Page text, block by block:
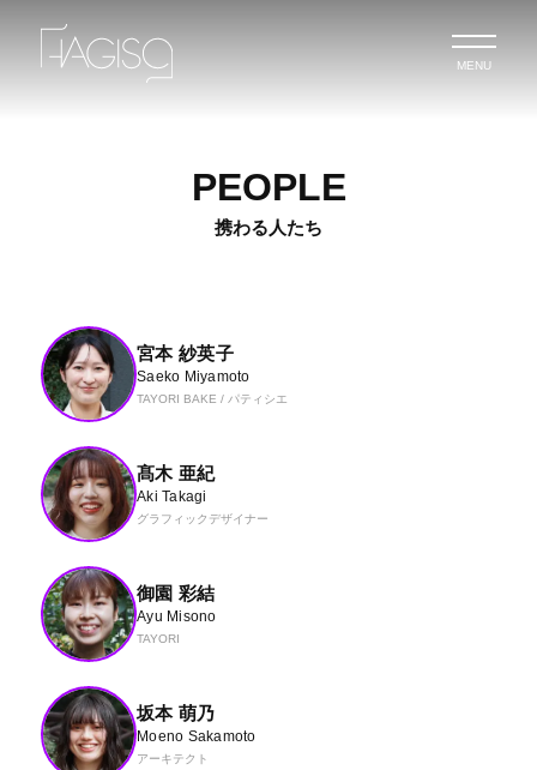
MENU
PEOPLE
携わる人たち
宮本 紗英子
Saeko Miyamoto
TAYORI BAKE / パティシエ
髙木 亜紀
Aki Takagi
グラフィックデザイナー
御園 彩結
Ayu Misono
TAYORI
坂本 萌乃
Moeno Sakamoto
アーキテクト